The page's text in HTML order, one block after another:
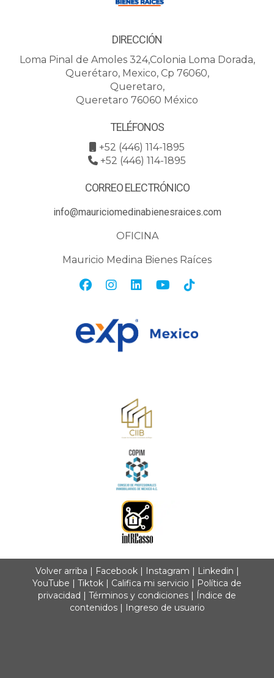
DIRECCIÓN
Loma Pinal de Amoles 324,Colonia Loma Dorada,
Querétaro, Mexico, Cp 76060,
Queretaro,
Queretaro 76060 México
TELÉFONOS
+52 (446) 114-1895
+52 (446) 114-1895
CORREO ELECTRÓNICO
info@mauriciomedinabienesraices.com
OFICINA
Mauricio Medina Bienes Raíces
Volver arriba | Facebook| Instagram | Linkedin |
YouTube | Tiktok | Califica mi servicio | Política de
privacidad | Términos y condiciones | Índice de
contenidos| Ingreso de usuario